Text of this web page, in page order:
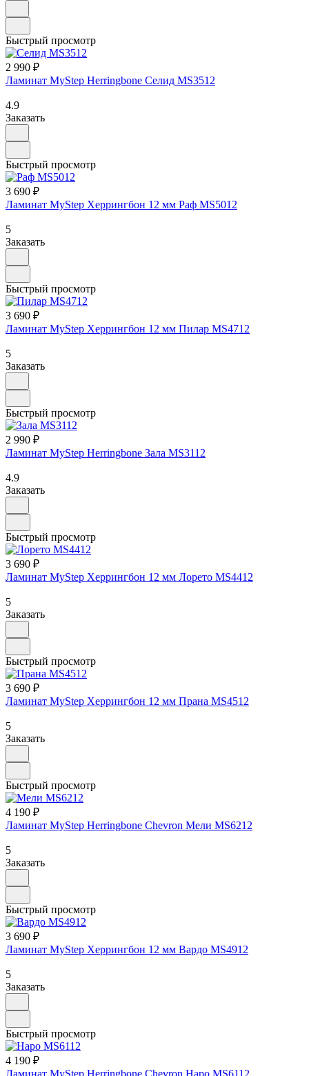
Быстрый просмотр
2 990 ₽
Ламинат MyStep Herringbone Селид MS3512
4.9
Заказать
Быстрый просмотр
3 690 ₽
Ламинат MyStep Херрингбон 12 мм Раф MS5012
5
Заказать
Быстрый просмотр
3 690 ₽
Ламинат MyStep Херрингбон 12 мм Пилар MS4712
5
Заказать
Быстрый просмотр
2 990 ₽
Ламинат MyStep Herringbone Зала MS3112
4.9
Заказать
Быстрый просмотр
3 690 ₽
Ламинат MyStep Херрингбон 12 мм Лорето MS4412
5
Заказать
Быстрый просмотр
3 690 ₽
Ламинат MyStep Херрингбон 12 мм Прана MS4512
5
Заказать
Быстрый просмотр
4 190 ₽
Ламинат MyStep Herringbone Chevron Мели MS6212
5
Заказать
Быстрый просмотр
3 690 ₽
Ламинат MyStep Херрингбон 12 мм Вардо MS4912
5
Заказать
Быстрый просмотр
4 190 ₽
Ламинат MyStep Herringbone Chevron Наро MS6112